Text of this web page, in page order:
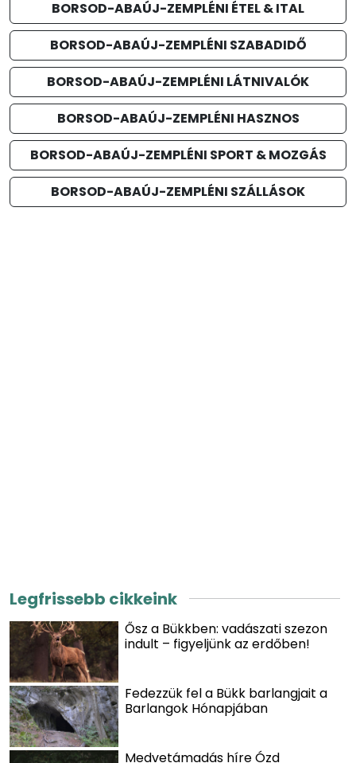
BORSOD-ABAÚJ-ZEMPLÉNI ÉTEL & ITAL
BORSOD-ABAÚJ-ZEMPLÉNI SZABADIDŐ
BORSOD-ABAÚJ-ZEMPLÉNI LÁTNIVALÓK
BORSOD-ABAÚJ-ZEMPLÉNI HASZNOS
BORSOD-ABAÚJ-ZEMPLÉNI SPORT & MOZGÁS
BORSOD-ABAÚJ-ZEMPLÉNI SZÁLLÁSOK
Legfrissebb cikkeink
Ősz a Bükkben: vadászati szezon
indult – figyeljünk az erdőben!
Fedezzük fel a Bükk barlangjait a
Barlangok Hónapjában
Medvetámadás híre Ózd